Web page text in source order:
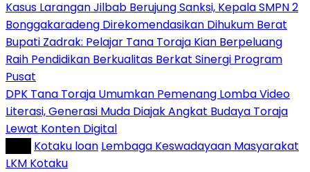
Kasus Larangan Jilbab Berujung Sanksi, Kepala SMPN 2
Bonggakaradeng Direkomendasikan Dihukum Berat
Bupati Zadrak: Pelajar Tana Toraja Kian Berpeluang
Raih Pendidikan Berkualitas Berkat Sinergi Program
Pusat
DPK Tana Toraja Umumkan Pemenang Lomba Video
Literasi, Generasi Muda Diajak Angkat Budaya Toraja
Lewat Konten Digital
Kotaku loan Lembaga Keswadayaan Masyarakat
LKM Kotaku